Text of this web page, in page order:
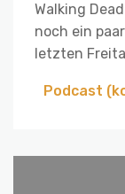
Walking
noch ein
letzten
Podcast